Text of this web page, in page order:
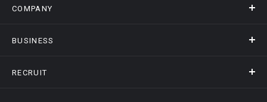
ニュース
COMPANY
会社概要
BUSINESS
事業情報トップ
RECRUIT